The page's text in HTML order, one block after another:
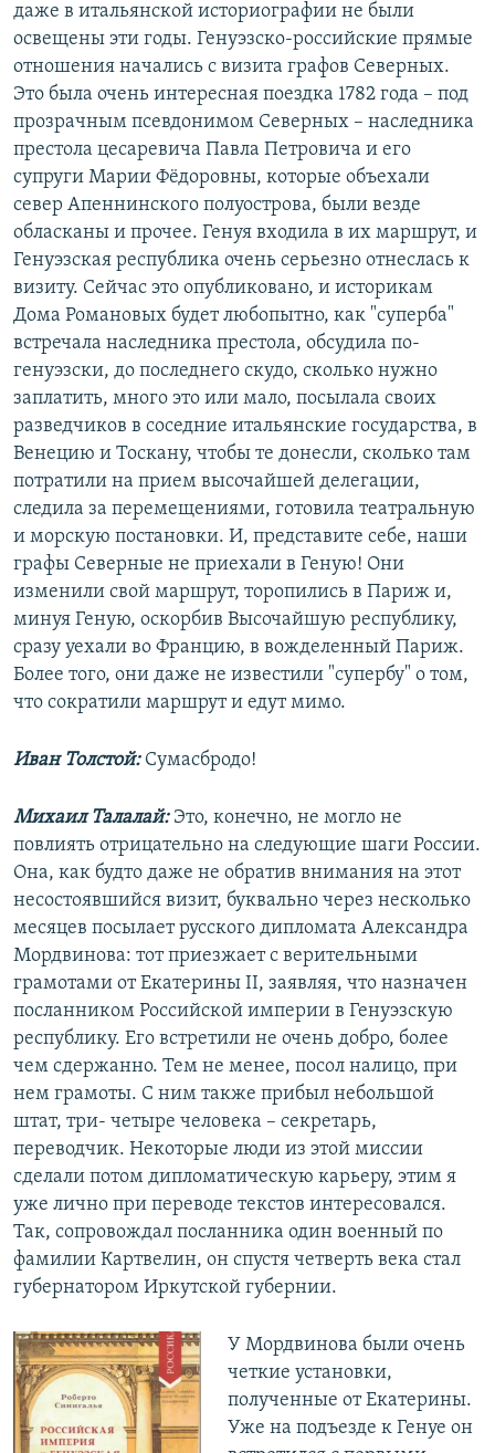
даже в итальянской историографии не были
освещены эти годы. Генуэзско-российские прямые
отношения начались с визита графов Северных.
Это была очень интересная поездка 1782 года – под
прозрачным псевдонимом Северных – наследника
престола цесаревича Павла Петровича и его
супруги Марии Фёдоровны, которые объехали
север Апеннинского полуострова, были везде
обласканы и прочее. Генуя входила в их маршрут, и
Генуэзская республика очень серьезно отнеслась к
визиту. Сейчас это опубликовано, и историкам
Дома Романовых будет любопытно, как "суперба"
встречала наследника престола, обсудила по-
генуэзски, до последнего скудо, сколько нужно
заплатить, много это или мало, посылала своих
разведчиков в соседние итальянские государства, в
Венецию и Тоскану, чтобы те донесли, сколько там
потратили на прием высочайшей делегации,
следила за перемещениями, готовила театральную
и морскую постановки. И, представите себе, наши
графы Северные не приехали в Геную! Они
изменили свой маршрут, торопились в Париж и,
минуя Геную, оскорбив Высочайшую республику,
сразу уехали во Францию, в вожделенный Париж.
Более того, они даже не известили "супербу" о том,
что сократили маршрут и едут мимо.
Иван Толстой:Сумасбродо!
Михаил Талалай: Это, конечно, не могло не
повлиять отрицательно на следующие шаги России.
Она, как будто даже не обратив внимания на этот
несостоявшийся визит, буквально через несколько
месяцев посылает русского дипломата Александра
Мордвинова: тот приезжает c верительными
грамотами от Екатерины II, заявляя, что назначен
посланником Российской империи в Генуэзскую
республику. Его встретили не очень добро, более
чем сдержанно. Тем не менее, посол налицо, при
нем грамоты. С ним также прибыл небольшой
штат, три- четыре человека – секретарь,
переводчик. Некоторые люди из этой миссии
сделали потом дипломатическую карьеру, этим я
уже лично при переводе текстов интересовался.
Так, сопровождал посланника один военный по
фамилии Картвелин, он спустя четверть века стал
губернатором Иркутской губернии.
У Мордвинова были очень
четкие установки,
полученные от Екатерины.
Уже на подъезде к Генуе он